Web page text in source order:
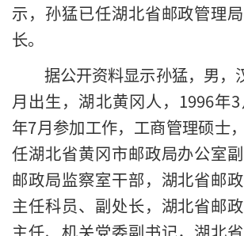
示，孙猛已任湖北省邮政管理
长。
据公开资料显示孙猛，男，
月出生，湖北黄冈人，1996年
年7月参加工作，工商管理硕士
任湖北省黄冈市邮政局办公室
邮政局监察室干部，湖北省邮
主任科员、副处长，湖北省邮